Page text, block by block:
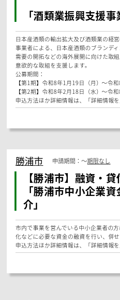
助事業」
訪問介護職員等が利用者の自宅を訪問
ら受ける身体的暴力、精神的暴力、性
対して、訪問介護職員等の安全と安心
問を実施した際の同行者に係る費用に
す。
申込方法ほか詳細情報は、「詳細情報
補助金・助成金
：
「酒類業振興支援事
日本産酒類の輸出拡大及び酒類業の経
事業者による、日本産酒類のブランデ
需要の開拓などの海外展開に向けた取
意欲的な取組を支援します。
【第1期】令和8年1月19日（月）～令
【第2期】令和8年2月18日（水）～令